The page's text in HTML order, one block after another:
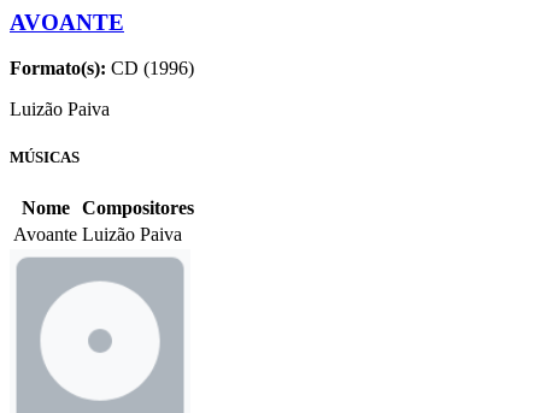
AVOANTE
Formato(s): CD (1996)
Luizão Paiva
MÚSICAS
Nome
Compositores
Avoante Luizão Paiva